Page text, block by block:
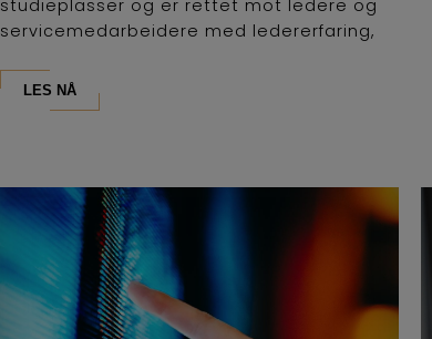
studieplasser og er rettet mot ledere og
servicemedarbeidere med ledererfaring,
LES NÅ